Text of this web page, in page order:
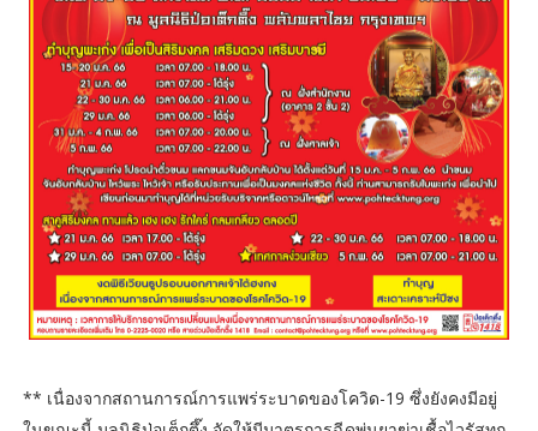
** เนื่องจากสถานการณ์การแพร่ระบาดของโควิด-19 ซึ่งยังคงมีอยู่